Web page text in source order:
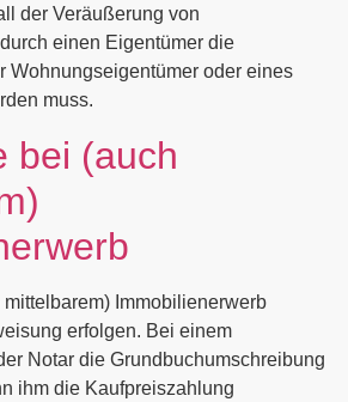
der Veräußerung von
einen Eigentümer die
Wohnungseigentümer oder eines
muss.
bei (auch
Immobilienerwerb
erfolgen. Bei einem
Notar die Grundbuchumschreibung
ihm die Kaufpreiszahlung